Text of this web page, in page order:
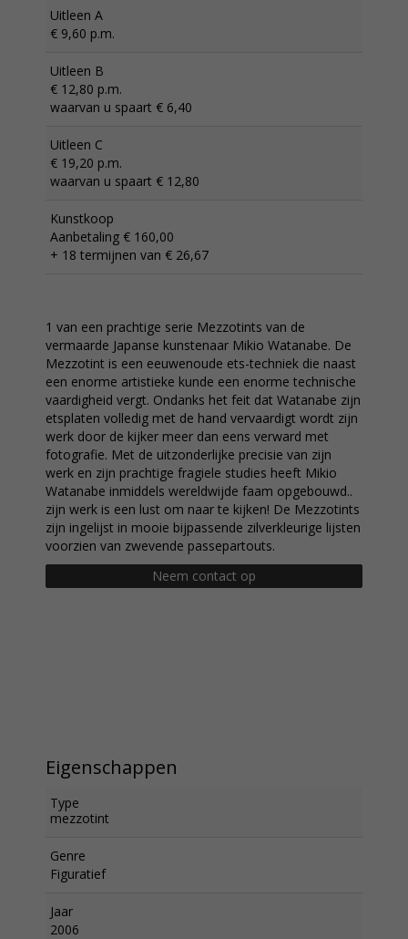
Uitleen A
€ 9,60 p.m.
Uitleen B
€ 12,80 p.m.
waarvan u spaart € 6,40
Uitleen C
€ 19,20 p.m.
waarvan u spaart € 12,80
Kunstkoop
Aanbetaling € 160,00
+ 18 termijnen van € 26,67
1 van een prachtige serie Mezzotints van de
vermaarde Japanse kunstenaar Mikio Watanabe. De
Mezzotint is een eeuwenoude ets-techniek die naast
een enorme artistieke kunde een enorme technische
vaardigheid vergt. Ondanks het feit dat Watanabe zijn
etsplaten volledig met de hand vervaardigt wordt zijn
werk door de kijker meer dan eens verward met
fotografie. Met de uitzonderlijke precisie van zijn
werk en zijn prachtige fragiele studies heeft Mikio
Watanabe inmiddels wereldwijde faam opgebouwd..
zijn werk is een lust om naar te kijken! De Mezzotints
zijn ingelijst in mooie bijpassende zilverkleurige lijsten
voorzien van zwevende passepartouts.
Neem contact op
Eigenschappen
Type
mezzotint
Genre
Figuratief
Jaar
2006